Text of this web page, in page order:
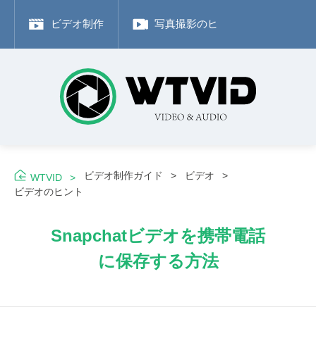
ビデオ制作 写真撮影のヒント
WTVID ビデオ制作ガイド
ビデオ
ビデオのヒント
Snapchatビデオを携帯電話
に保存する方法